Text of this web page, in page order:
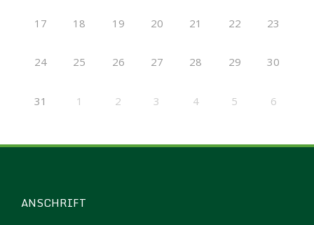
17 18 19 20 21 22 23
24 25 26 27 28 29 30
31 1 2 3 4 5 6
ANSCHRIFT